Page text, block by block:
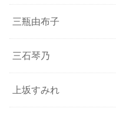
三瓶由布子
三石琴乃
上坂すみれ